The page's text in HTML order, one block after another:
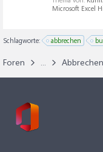
Microsoft Excel
Schlagworte: abbrechen
Foren